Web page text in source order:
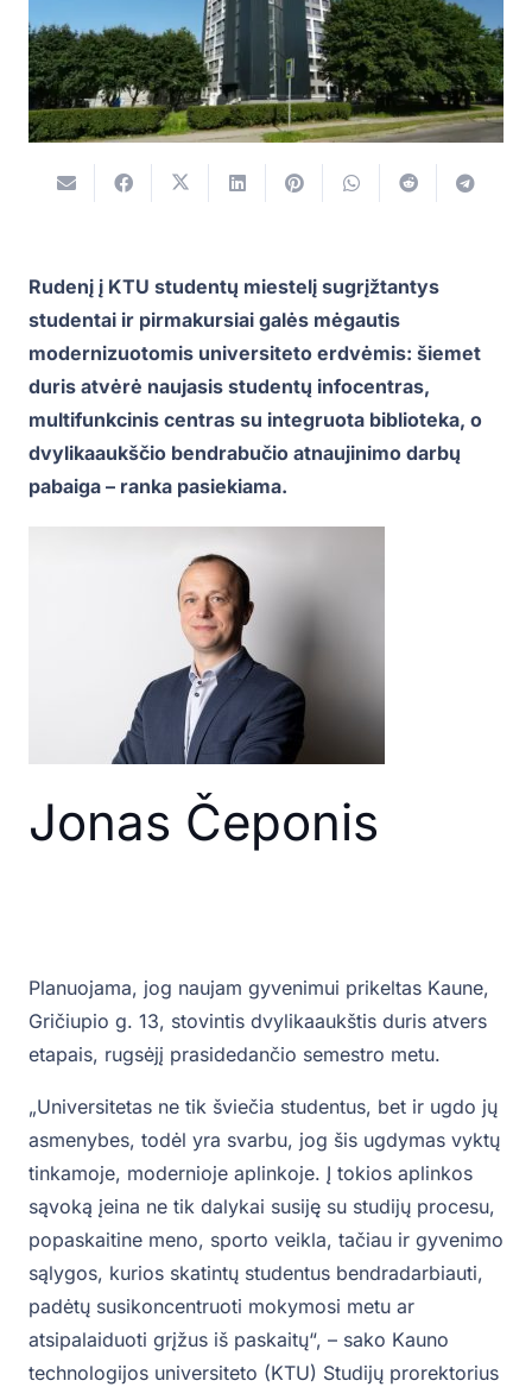
Rudenį į KTU studentų miestelį sugrįžtantys
studentai ir pirmakursiai galės mėgautis
modernizuotomis universiteto erdvėmis: šiemet
duris atvėrė naujasis studentų infocentras,
multifunkcinis centras su integruota biblioteka, o
dvylikaaukščio bendrabučio atnaujinimo darbų
pabaiga – ranka pasiekiama.
Jonas Čeponis
Planuojama, jog naujam gyvenimui prikeltas Kaune,
Gričiupio g. 13, stovintis dvylikaaukštis duris atvers
etapais, rugsėjį prasidedančio semestro metu.
„Universitetas ne tik šviečia studentus, bet ir ugdo jų
asmenybes, todėl yra svarbu, jog šis ugdymas vyktų
tinkamoje, modernioje aplinkoje. Į tokios aplinkos
sąvoką įeina ne tik dalykai susiję su studijų procesu,
popaskaitine meno, sporto veikla, tačiau ir gyvenimo
sąlygos, kurios skatintų studentus bendradarbiauti,
padėtų susikoncentruoti mokymosi metu ar
atsipalaiduoti grįžus iš paskaitų“, – sako Kauno
technologijos universiteto (KTU) Studijų prorektorius